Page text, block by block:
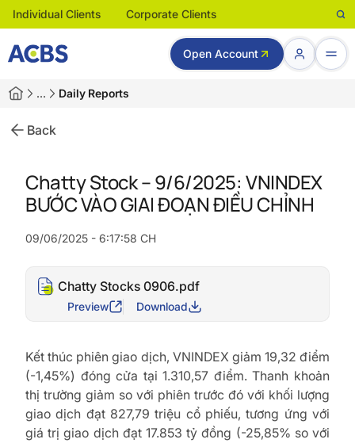
Individual Clients Corporate Clients
Open Account
… Daily Reports
Back
Chatty Stock – 9/6/2025: VNINDEX
BƯỚC VÀO GIAI ĐOẠN ĐIỀU CHỈNH
09/06/2025 - 6:17:58 CH
Chatty Stocks 0906.pdf
Preview Download
Kết thúc phiên giao dịch, VNINDEX giảm 19,32 điểm
(-1,45%) đóng cửa tại 1.310,57 điểm. Thanh khoản
thị trường giảm so với phiên trước đó với khối lượng
giao dịch đạt 827,79 triệu cổ phiếu, tương ứng với
giá trị giao dịch đạt 17.853 tỷ đồng (-25,85% so với